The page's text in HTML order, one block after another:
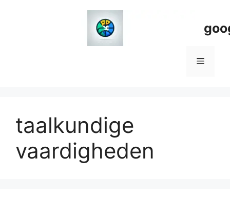
Menu
taalkundige
vaardigheden